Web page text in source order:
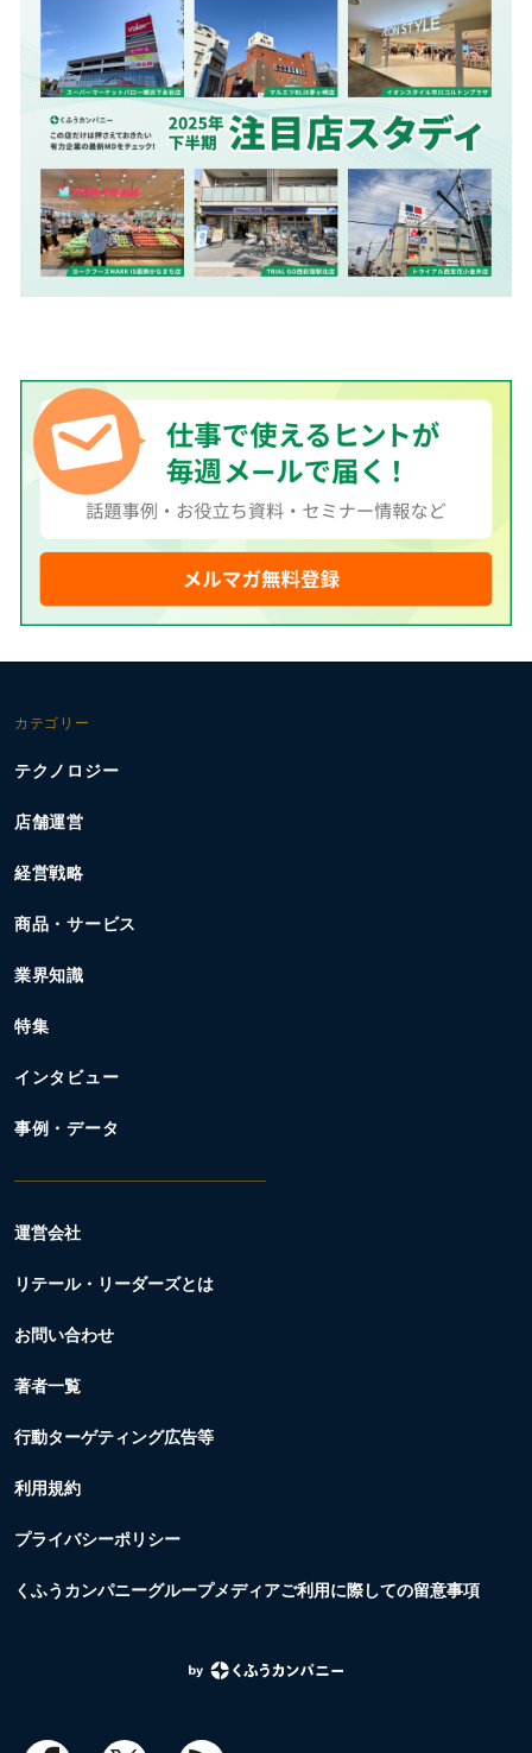
カテゴリー
テクノロジー
店舗運営
経営戦略
商品・サービス
業界知識
特集
インタビュー
事例・データ
運営会社
リテール・リーダーズとは
お問い合わせ
著者一覧
行動ターゲティング広告等
利用規約
プライバシーポリシー
くふうカンパニーグループメディアご利用に際しての留意事項